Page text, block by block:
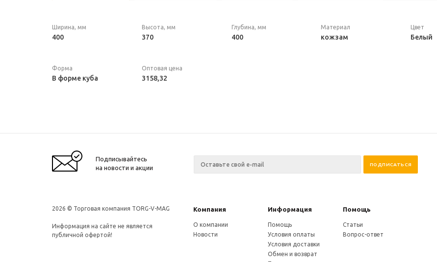
Ширина, мм
400
Высота, мм
370
Глубина, мм
400
Материал
кожзам
Цвет
Белый
Форма
В форме куба
Оптовая цена
3158,32
Подписывайтесь
на новости и акции
2026 © Торговая компания TORG-V-MAG
Информация на сайте не является
публичной офертой!
Компания Информация Помощь
О компании
Новости
Помощь
Условия оплаты
Условия доставки
Обмен и возврат
Статьи
Вопрос-ответ